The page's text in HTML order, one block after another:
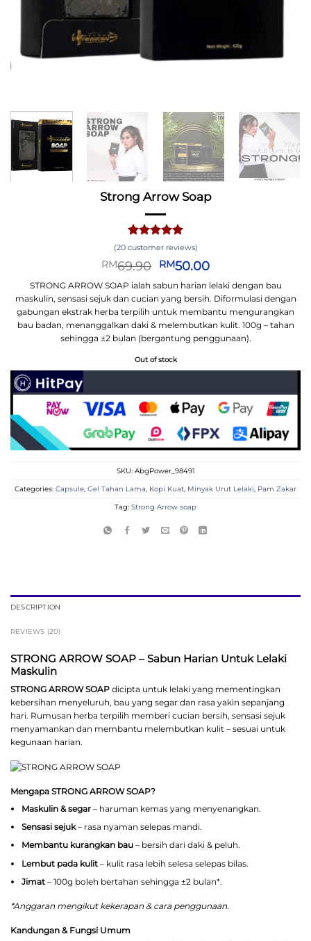
Strong Arrow Soap
Rated5.00
based on
20
ratings
(20customer reviews)
RM69.90 Original
was:
RM69.90.
RM50.00Current
is:
RM50.00.
STRONG ARROW SOAP ialah sabun harian lelaki dengan bau
maskulin, sensasi sejuk dan cucian yang bersih. Diformulasi dengan
gabungan ekstrak herba terpilih untuk membantu mengurangkan
bau badan, menanggalkan daki & melembutkan kulit. 100g – tahan
sehingga ±2 bulan (bergantung penggunaan).
Out of stock
SKU: AbgPower_98491
Categories: Capsule Gel Tahan Lama Kopi Kuat Minyak Urut Lelaki Pam Zakar
Tag: Strong Arrow soap
DESCRIPTION
REVIEWS (20)
STRONG ARROW SOAP – Sabun Harian Untuk Lelaki
Maskulin
STRONG ARROW SOAP dicipta untuk lelaki yang mementingkan
kebersihan menyeluruh, bau yang segar dan rasa yakin sepanjang
hari. Rumusan herba terpilih memberi cucian bersih, sensasi sejuk
menyamankan dan membantu melembutkan kulit – sesuai untuk
kegunaan harian.
Mengapa STRONG ARROW SOAP?
Maskulin & segar– haruman kemas yang menyenangkan.
Sensasi sejuk– rasa nyaman selepas mandi.
Membantu kurangkan bau– bersih dari daki & peluh.
Lembut pada kulit– kulit rasa lebih selesa selepas bilas.
Jimat– 100g boleh bertahan sehingga ±2 bulan*.
*Anggaran mengikut kekerapan & cara penggunaan.
Kandungan & Fungsi Umum